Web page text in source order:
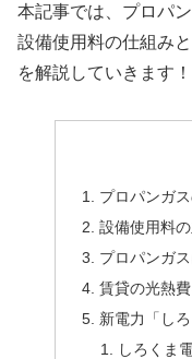
本記事では、プロパ
設備使用料の仕組み
を解説していきます！
プロパンガ
設備使用料
プロパンガ
賃貸の光熱
新電力「し
しろくま